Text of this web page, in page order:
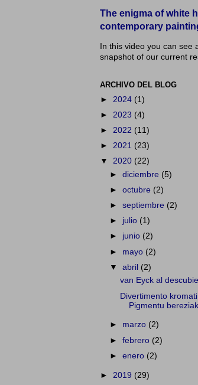
The enigma of white
contemporary
In this video you can see
snapshot of our current
ARCHIVO DEL BLOG
► 2024 (1)
► 2023 (4)
► 2022 (11)
► 2021 (23)
▼ 2020 (22)
►diciembre (5)
►octubre (2)
►septiembre (2)
► julio (1)
► junio (2)
► mayo (2)
▼abril (2)
van Eyck al
Divertimento
Pigmentu bereziak
► marzo (2)
►febrero (2)
►enero (2)
► 2019 (29)